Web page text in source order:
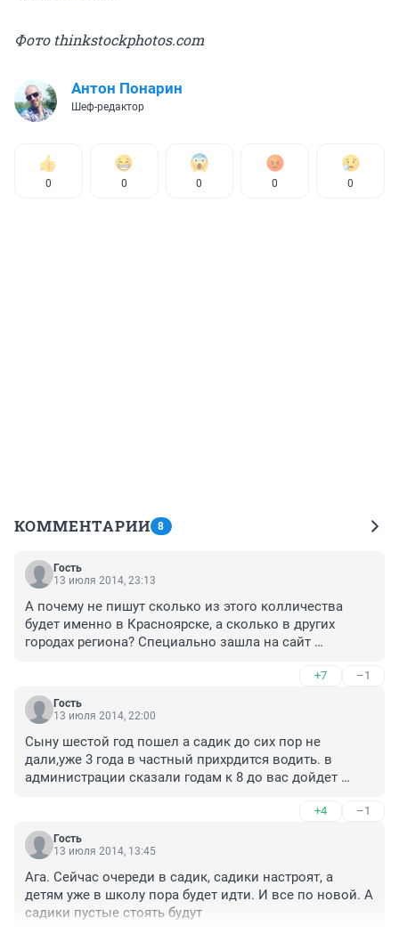
Фото thinkstockphotos.com
Антон Понарин
Шеф-редактор
0 0 0 0 0
КОММЕНТАРИИ 8
Гость
13 июля 2014, 23:13
А почему не пишут сколько из этого колличества
будет именно в Красноярске, а сколько в других
городах региона? Специально зашла на сайт
армию сына призовут раньше, чем место в детском
саду получим (прям как в сценке Уральских
пельменей.
+7 –1
Гость
13 июля 2014, 22:00
Сыну шестой год пошел а садик до сих пор не
дали,уже 3 года в частный прихрдится водить. в
администрации сказали годам к 8 до вас дойдет
+4 –1
Гость
13 июля 2014, 13:45
Ага. Сейчас очереди в садик, садики настроят, а
детям уже в школу пора будет идти. И все по новой. А
садики пустые стоять будут